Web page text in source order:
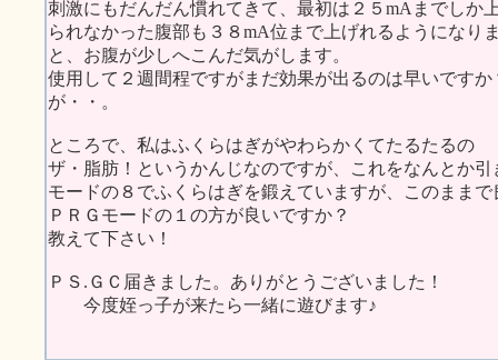
刺激にもだんだん慣れてきて、最初は２５mAまでしか
られなかった腹部も３８mA位まで上げれるようになり
と、お腹が少しへこんだ気がします。
使用して２週間程ですがまだ効果が出るのは早いです
が・・。
ところで、私はふくらはぎがやわらかくてたるたるの
ザ・脂肪！というかんじなのですが、これをなんとか
モードの８でふくらはぎを鍛えていますが、このまま
ＰＲＧモードの１の方が良いですか？
教えて下さい！
ＰＳ.ＧＣ届きました。ありがとうございました！
今度姪っ子が来たら一緒に遊びます♪